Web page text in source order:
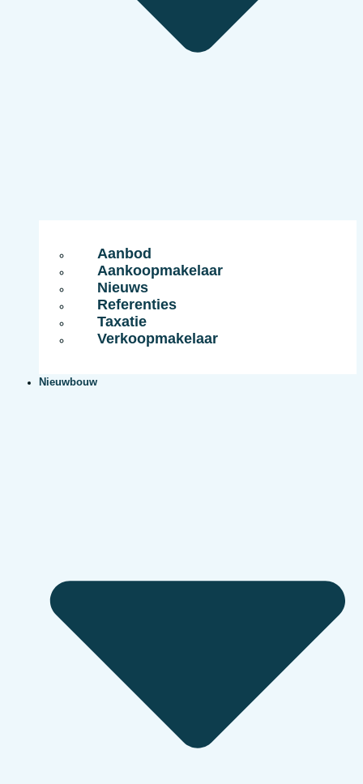
Aanbod
Aankoopmakelaar
Nieuws
Referenties
Taxatie
Verkoopmakelaar
Nieuwbouw